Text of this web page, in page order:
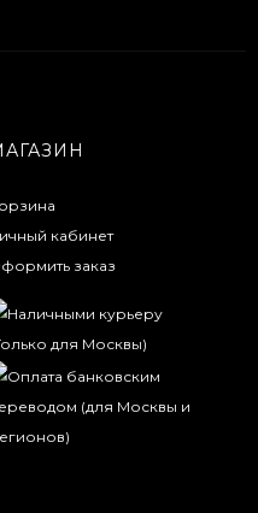
кабинет
заказ